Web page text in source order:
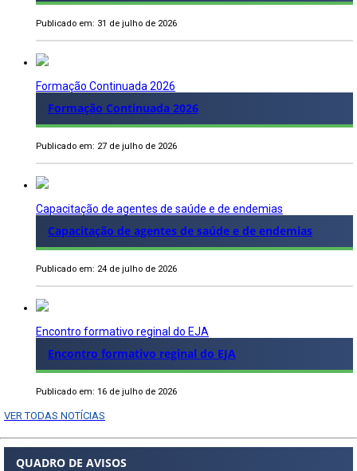
Publicado em: 31 de julho de 2026
Formação Continuada 2026
Formação Continuada 2026
Publicado em: 27 de julho de 2026
Capacitação de agentes de saúde e de endemias
Capacitação de agentes de saúde e de endemias
Publicado em: 24 de julho de 2026
Encontro formativo reginal do EJA
Encontro formativo reginal do EJA
Publicado em: 16 de julho de 2026
VER TODAS NOTÍCIAS
QUADRO DE AVISOS